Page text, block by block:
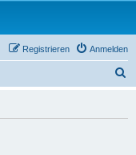
Anmelden
Registrieren